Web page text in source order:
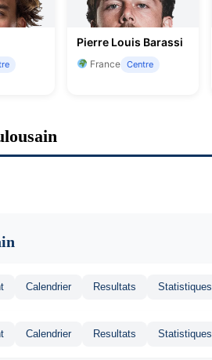
Pierre Louis Barassi
France Centre
Calendrier Resultats Statistiques
Calendrier Resultats Statistiques